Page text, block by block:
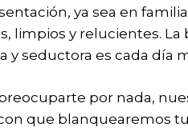
ya sea en
limpios y relucientes. La
y seductora es cada día
por nada,
que blanquearemos